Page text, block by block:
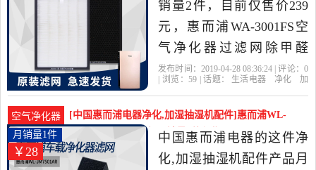
销量2件，目前仅售价239
元，惠而浦WA-3001FS空
气净化器过滤网除甲醛
HEPA过滤芯家用原装正品
精选生活电器当中性价比
很高的净化,加湿抽湿机配
件，由江苏 苏州发货。
发布时间：2019-04-28 08:36:24 | 评论： 0
| 浏览：59 | 话题： 生活电器 净化
加
空气净化器
[中国惠而浦电器净化,加湿抽湿机配件]惠而浦WL-
JM7501AR车载空气月销量1件仅售28元
￥28
月销量1件
中国惠而浦电器的这件净
化,加湿抽湿机配件产品月